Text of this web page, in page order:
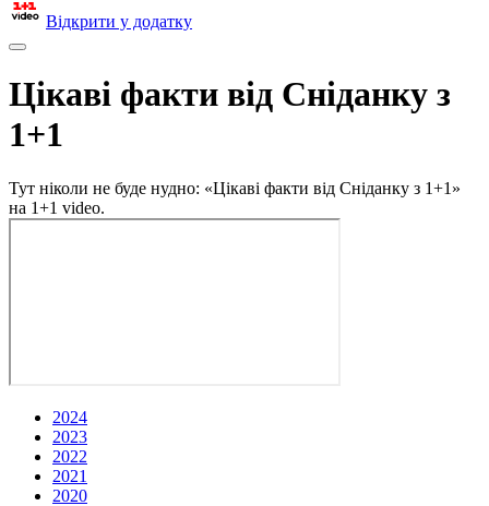
Відкрити у додатку
Цікаві факти від Сніданку з
1+1
Тут ніколи не буде нудно: «Цікаві факти від Сніданку з 1+1»
на 1+1 video.
2024
2023
2022
2021
2020